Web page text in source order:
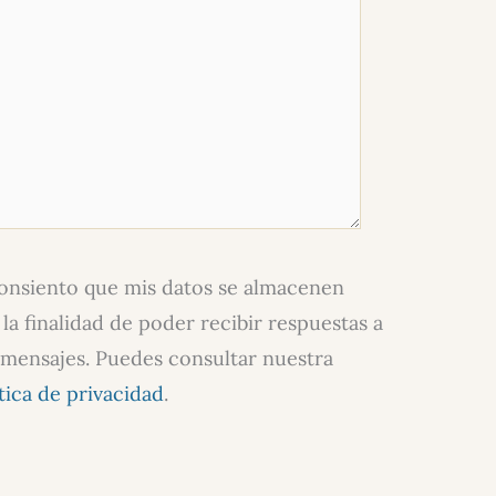
que mis datos se almacenen
finalidad de poder recibir respuestas a
Puedes consultar nuestra
de privacidad.